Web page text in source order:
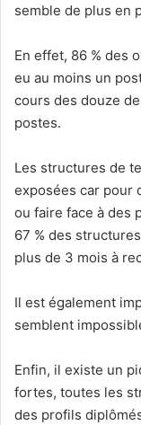
semble de plus en
En effet, 86 % des
eu au moins un
cours des douze
postes.
Les structures de
exposées car pour
ou faire face à des
67 % des
plus de 3 mois à
Il est également
semblent
Enfin, il existe un
fortes, toutes les
des profils